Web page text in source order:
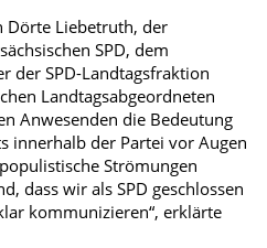
Dörte Liebetruth, der
SPD, dem
der SPD-Landtagsfraktion
Landtagsabgeordneten
Anwesenden die Bedeutung
innerhalb der Partei vor Augen
Strömungen
dass wir als SPD geschlossen
kommunizieren“, erklärte